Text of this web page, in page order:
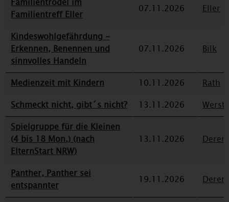
Familientreff Eller
07.11.2026 Eller
Kindeswohlgefährdung -
Erkennen, Benennen und
sinnvolles Handeln
07.11.2026 Bilk
Medienzeit mit Kindern 10.11.2026
Rath
Schmeckt nicht, gibt´s nicht?
13.11.2026
Spielgruppe für die Kleinen
(4 bis 18 Mon.) (nach
ElternStart NRW)
13.11.2026
Panther, Panther sei
entspannter
19.11.2026